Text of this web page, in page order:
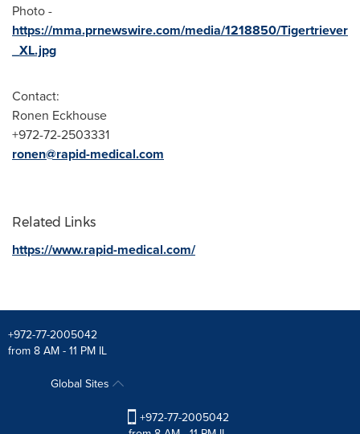
Photo -
https://mma.prnewswire.com/media/1218850/Tigertriever
_XL.jpg
Contact:
Ronen Eckhouse
+972-72-2503331
ronen@rapid-medical.com
Related Links
https://www.rapid-medical.com/
+972-77-2005042
from 8 AM - 11 PM IL
Global Sites
+972-77-2005042